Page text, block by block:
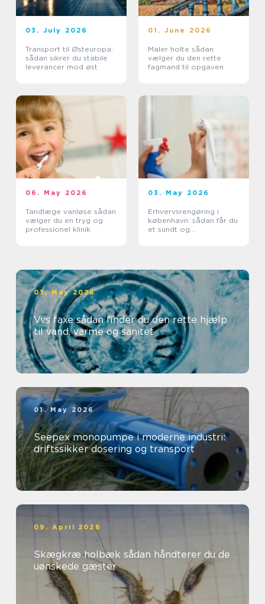
03. July 2026
Transport til Østeuropa:
sådan sikrer du stabile
leverancer mod øst
01. June 2026
Maler holte sådan
vælger du den rette
fagmand til opgaven
06. May 2026
Tandlæge vanløse sådan
vælger du en tryg og
professionel klinik
03. May 2026
Erhvervsrengøring i
københavn: sådan får du
et sundt og
03. May 2026
Vvs faxe sådan finder du den rette hjælp
til vand, varme og sanitet
01. May 2026
Seepex monopumpe i moderne industri:
driftssikker dosering og transport
09. April 2026
Skægkræ holbæk sådan håndterer du de
uønskede gæster